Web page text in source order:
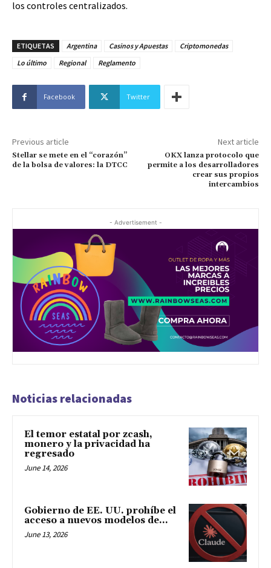
los controles centralizados.
ETIQUETAS Argentina Casinos y Apuestas
Criptomonedas
Lo último
Regional Reglamento
Facebook Twitter
Previous article
Stellar se mete en el “corazón”
de la bolsa de valores: la DTCC
Next article
OKX lanza protocolo que
permite a los desarrolladores
crear sus propios
intercambios
- Advertisement -
Noticias relacionadas
El temor estatal por zcash,
monero y la privacidad ha
regresado
June 14, 2026
Gobierno de EE. UU. prohíbe el
acceso a nuevos modelos de...
June 13, 2026